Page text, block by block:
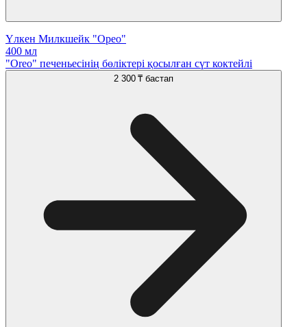
Үлкен Милкшейк "Орео"
400 мл
"Oreo" печеньесінің бөліктері қосылған сүт коктейлі
2 300 ₸ бастап